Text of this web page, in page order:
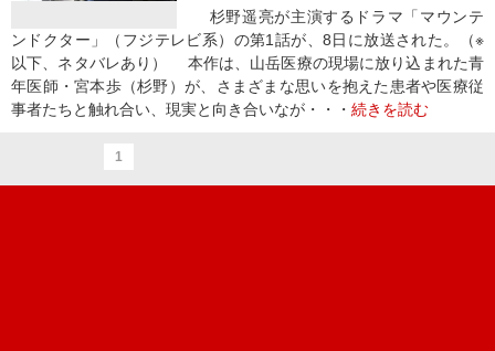
杉野遥亮が主演するドラマ「マウンテ
ンドクター」（フジテレビ系）の第1話が、8日に放送された。（※
以下、ネタバレあり） 本作は、山岳医療の現場に放り込まれた青
年医師・宮本歩（杉野）が、さまざまな思いを抱えた患者や医療従
事者たちと触れ合い、現実と向き合いなが・・・ 続きを読む
1